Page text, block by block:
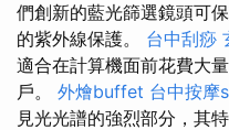
們創新的藍光篩選鏡頭可
的紫外線保護。 台中刮痧
適合在計算機面前花費大
戶。 外燴buffet 台中按摩
見光光譜的強烈部分，其